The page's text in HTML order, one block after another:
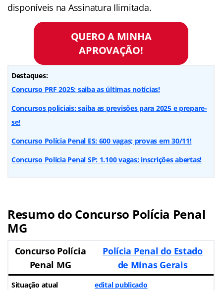
disponíveis na Assinatura Ilimitada.
QUERO A MINHA
APROVAÇÃO!
Destaques:
Concurso PRF 2025: saiba as últimas notícias!
Concursos policiais: saiba as previsões para 2025 e prepare-
se!
Concurso Polícia Penal ES: 600 vagas; provas em 30/11!
Concurso Polícia Penal SP: 1.100 vagas; inscrições abertas!
Resumo do Concurso Polícia Penal
MG
Concurso Polícia
Penal MG
Polícia Penal do Estado
de Minas Gerais
Situação atual edital publicado